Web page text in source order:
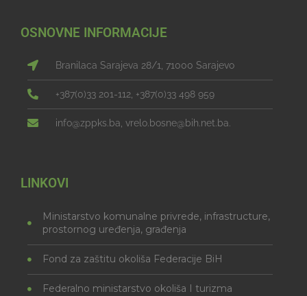
OSNOVNE INFORMACIJE
Branilaca Sarajeva 28/1, 71000 Sarajevo
+387(0)33 201-112, +387(0)33 498 959
info@zppks.ba, vrelo.bosne@bih.net.ba.
LINKOVI
Ministarstvo komunalne privrede, infrastructure,
prostornog uređenja, građenja
Fond za zaštitu okoliša Federacije BiH
Federalno ministarstvo okoliša I turizma